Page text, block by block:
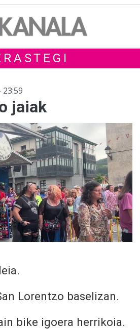
23:59
jaiak
Lorentzo baselizan.
bike igoera herrikoia.